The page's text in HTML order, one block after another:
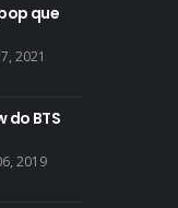
que
2021
do BTS
2019